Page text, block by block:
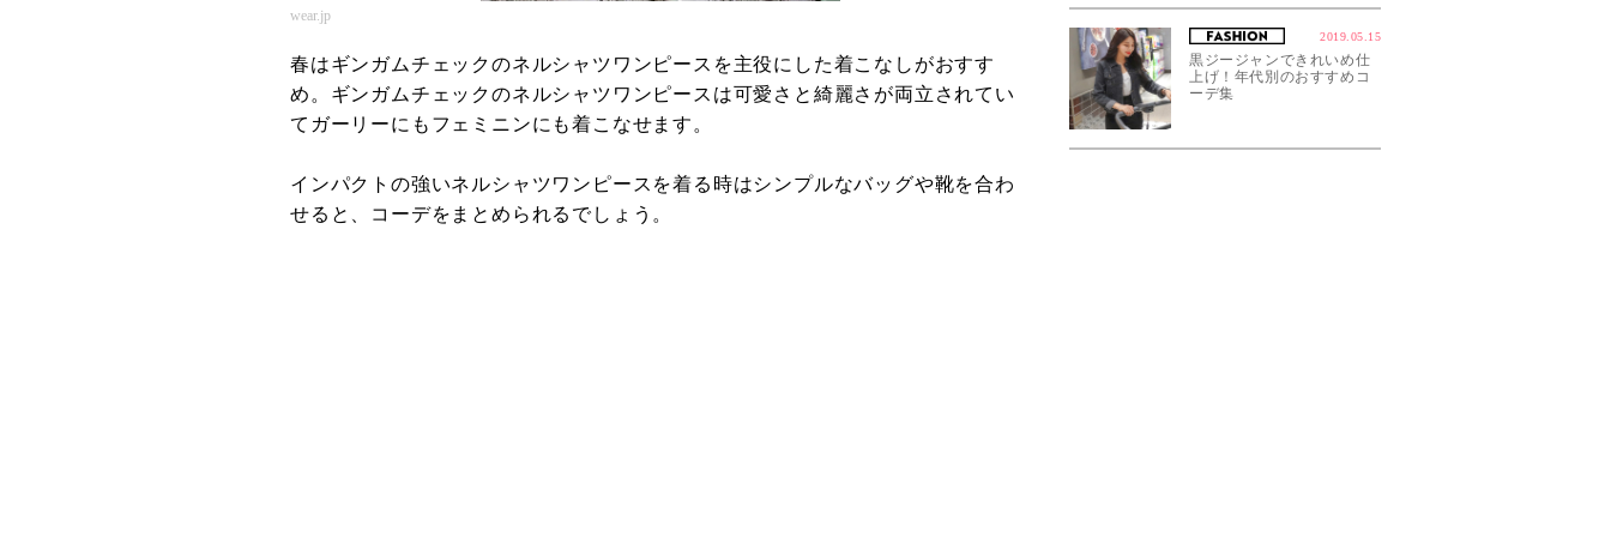
wear.jp
春はギンガムチェックのネルシャツワンピースを主役にした着こなしがおすす
め。ギンガムチェックのネルシャツワンピースは可愛さと綺麗さが両立されてい
てガーリーにもフェミニンにも着こなせます。
インパクトの強いネルシャツワンピースを着る時はシンプルなバッグや靴を合わ
せると、コーデをまとめられるでしょう。
2019.05.15
黒ジージャンできれいめ仕
上げ！年代別のおすすめコ
ーデ集